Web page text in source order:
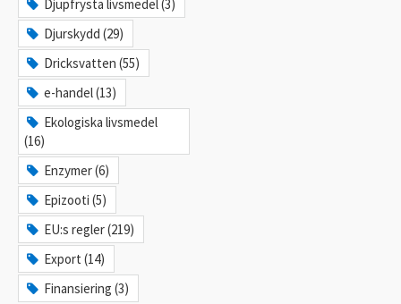
Djupfrysta livsmedel (3)
Djurskydd (29)
Dricksvatten (55)
e-handel (13)
Ekologiska livsmedel
(16)
Enzymer (6)
Epizooti (5)
EU:s regler (219)
Export (14)
Finansiering (3)